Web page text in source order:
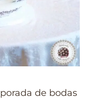
de bodas